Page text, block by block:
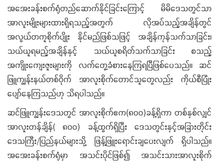
အအေးခန်းစက်ရုံတည်ဆောက်နိုင်ခြင်းကြောင့် မိမိဒေသတွင်သာ
အာလူးမျိုးများထားရှိရသည့်အတွက် လိုအပ်သည့်အချိန်တွင်
အလွယ်တကူစိုက်ပျိုး နိုင်မည်ဖြစ်သဖြင့် အချိန်ကုန်သက်သာခြင်း၊
သယ်ယူရမည့်အချိန်နှင့် သယ်ယူစရိတ်သက်သာခြင်း စသည့်
အကျိုးကျေးဇူးများကို လက်တွေ့ခံစားနေကြရပြီဖြစ်ပေသည်။ ဆင်
ဖြူကျွန်းနယ်တစ်ဝိုက် အာလူးစိုက်တောင်သူတွေလည်း ကိုယ်စီပြုံး
ပျော်နေကြသည်ဟု သိရပါသည်။
ဆင်ဖြူကျွန်းဒေသတွင် အာလူးစိုက်ဧက(၈၀၀)ခန့်ရှိကာ တစ်နှစ်လျှင်
အာလူးတန်ချိန်( ၈၀၀) ခန့်ထွက်ရှိပြီး ဒေသတွင်းနှင့်အခြားတိုင်း
ဒေသကြီး/ပြည်နယ်များသို့ ဖြန့်ဖြူးရောင်းချပေးလျက် ရှိပါသည်။
အအေးခန်းစက်ရုံမှာ အသင်းပိုင်ဖြစ်၍ အသင်းသားအာလူးစိုက်